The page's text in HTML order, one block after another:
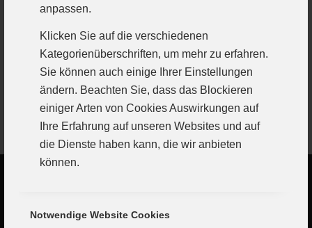
anpassen.
Klicken Sie auf die verschiedenen
Kategorienüberschriften, um mehr zu erfahren.
Sie können auch einige Ihrer Einstellungen
ändern. Beachten Sie, dass das Blockieren
einiger Arten von Cookies Auswirkungen auf
Ihre Erfahrung auf unseren Websites und auf
die Dienste haben kann, die wir anbieten
können.
Notwendige Website Cookies
Super, dass er dem Handball in Schwaben erhalten
bleibt.
WIR WÜNSCHEN KILIAN JEDE MENGE
HANDBALLSPASS UND VIEL ERFOLG BEIM VFL
GÜNZBURG